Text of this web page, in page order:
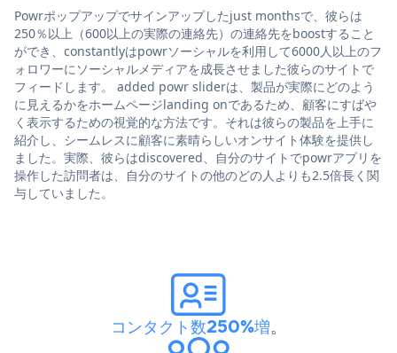
Powrポップアップでサインアップしたjust monthsで、彼らは
250％以上（600以上の実際の連絡先）の連絡先をboostすること
ができ、constantlyはpowrソーシャルを利用して6000人以上のフ
ォロワーにソーシャルメディアを成長させました彼らのサイトで
フィードします。 added powr sliderは、製品が実際にどのよう
に見えるかをホームページlanding onであるため、顧客にすばや
く表示するための視覚的な方法です。それは彼らの製品を上手に
紹介し、シームレスに顧客に素晴らしいオンサイト体験を提供し
ました。実際、彼らはdiscovered、自分のサイトでpowrアプリを
操作した訪問者は、自分のサイトの他のどの人よりも2.5倍長く関
与していました。
コンタクト数250%増。